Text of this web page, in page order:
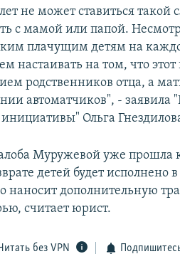
не может ставиться
с мамой или папой.
плачущим детям на
настаивать на том, что
родственников отца, а
автоматчиков", -
Ольга
Муружевой уже
детей будет исполнено
наносит дополнительную
считает юрист.
без VPN